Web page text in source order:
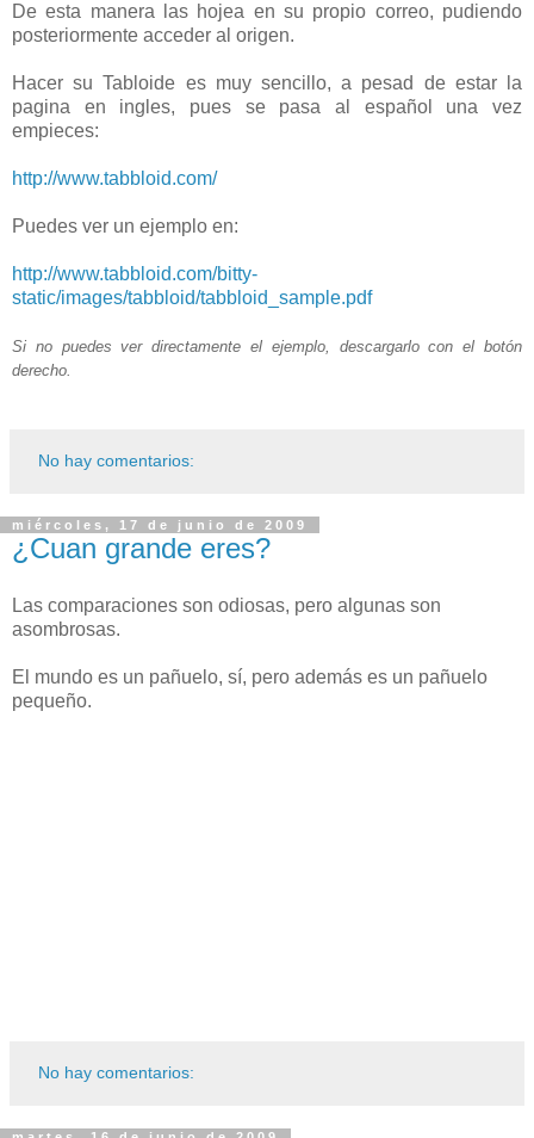
De esta manera las hojea en su propio correo, pudiendo
posteriormente acceder al origen.
Hacer su Tabloide es muy sencillo, a pesad de estar la
pagina en ingles, pues se pasa al español una vez
empieces:
http://www.tabbloid.com/
Puedes ver un ejemplo en:
http://www.tabbloid.com/bitty-
static/images/tabbloid/tabbloid_sample.pdf
Si no puedes ver directamente el ejemplo, descargarlo con el botón
derecho.
No hay comentarios:
miércoles, 17 de junio de 2009
¿Cuan grande eres?
Las comparaciones son odiosas, pero algunas son
asombrosas.
El mundo es un pañuelo, sí, pero además es un pañuelo
pequeño.
No hay comentarios: